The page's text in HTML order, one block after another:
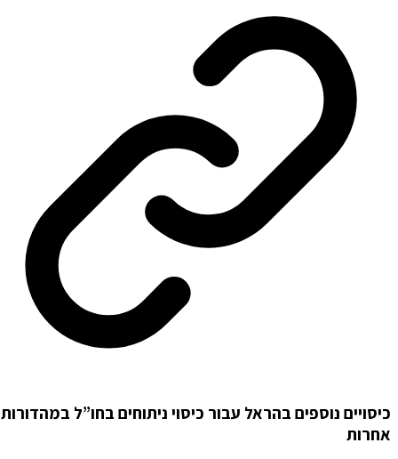
כיסויים נוספים בהראל עבור כיסוי ניתוחים בחו”ל במהדורות
אחרות